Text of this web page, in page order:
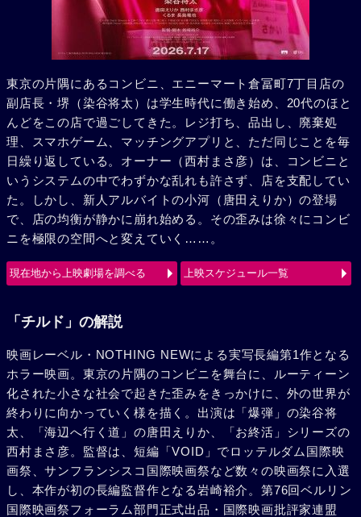
東京の片隅にあるコンビニ、エニーマート倉冨町7丁目店の
副店長・堺（染谷将太）は学生時代に働き始め、20代のほと
んどをこの店で過ごしてきた。レジ打ち、品出し、廃棄処
理、スマホゲーム、マッチングアプリと、ただ同じことを毎
日繰り返している。オーナー（西村まさ彦）は、コンビニと
いうシステムの中でわずかな乱れも許さず、店を支配してい
た。しかし、新人アルバイトの小河（唐田えりか）の登場
で、店の均衡が静かに崩れ始める。その歪みは徐々にコンビ
ニを極限の空間へと変えていく……。
現在地から上映劇場を調べる 上映スケジュール一覧
「チルド」の解説
映画レーベル・NOTHING NEWによる実写長編第1作となる
ホラー映画。東京の片隅のコンビニを舞台に、ルーティーン
化された小さな社会で起きた歪みをきっかけに、外の世界が
終わりに向かっていく様を描く。出演は「爆弾」の染谷将
太、「海辺へ行く道」の唐田えりか、「お終活」シリーズの
西村まさ彦。監督は、短編「VOID」でロッテルダム国際映
画祭、サンフランシスコ国際映画祭など数々の映画祭に入選
し、本作が初の長編監督作となる岩崎裕介。第76回ベルリン
国際映画祭フォーラム部門正式出品・国際映画批評家連盟